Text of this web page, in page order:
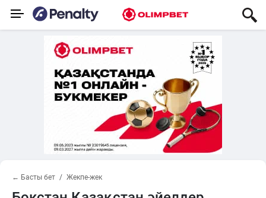
← Басты бет Жекпе-жек